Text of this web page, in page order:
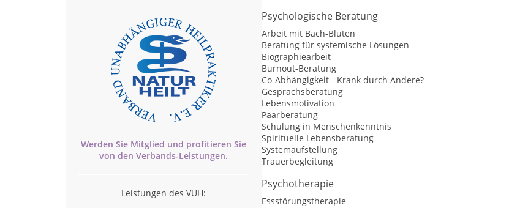
Werden Sie Mitglied und profitieren Sie
von den Verbands-Leistungen.
Leistungen des VUH:
Psychologische Beratung
Arbeit mit Bach-Blüten
Beratung für systemische Lösungen
Biographiearbeit
Burnout-Beratung
Co-Abhängigkeit - Krank durch Andere?
Gesprächsberatung
Lebensmotivation
Paarberatung
Schulung in Menschenkenntnis
Spirituelle Lebensberatung
Systemaufstellung
Trauerbegleitung
Psychotherapie
Essstörungstherapie